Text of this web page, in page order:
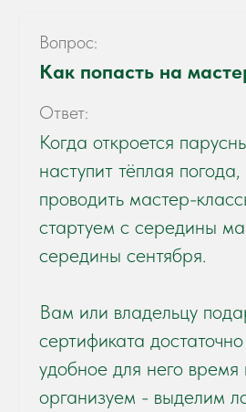
Вопрос:
Как попасть на
Ответ:
Когда откроется
наступит тёплая
проводить мастер-
стартуем с середины
середины сентября.
Вам или владельцу
сертификата
удобное для него
организуем - выделим